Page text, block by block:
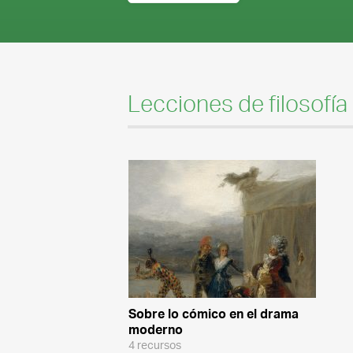
Lecciones de filosofía
Sobre lo cómico en el drama
moderno
4 recursos